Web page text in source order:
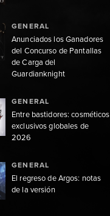
GENERAL
Anunciados los Ganadores
del Concurso de Pantallas
de Carga del
Guardianknight
GENERAL
Entre bastidores: cosméticos
exclusivos globales de
2026
GENERAL
El regreso de Argos: notas
de la versión